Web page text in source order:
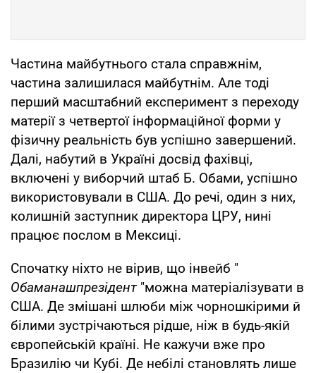
Частина майбутнього стала справжнім,
частина залишилася майбутнім. Але тоді
перший масштабний експеримент з переходу
матерії з четвертої інформаційної форми у
фізичну реальність був успішно завершений.
Далі, набутий в Україні досвід фахівці,
включені у виборчий штаб Б. Обами, успішно
використовували в США. До речі, один з них,
колишній заступник директора ЦРУ, нині
працює послом в Мексиці.
Спочатку ніхто не вірив, що інвейб "
Обаманашпрезідент"можна матеріалізувати в
США. Де змішані шлюби між чорношкірими й
білими зустрічаються рідше, ніж в будь-якій
європейській країні. Не кажучи вже про
Бразилію чи Кубі. Де небілі становлять лише